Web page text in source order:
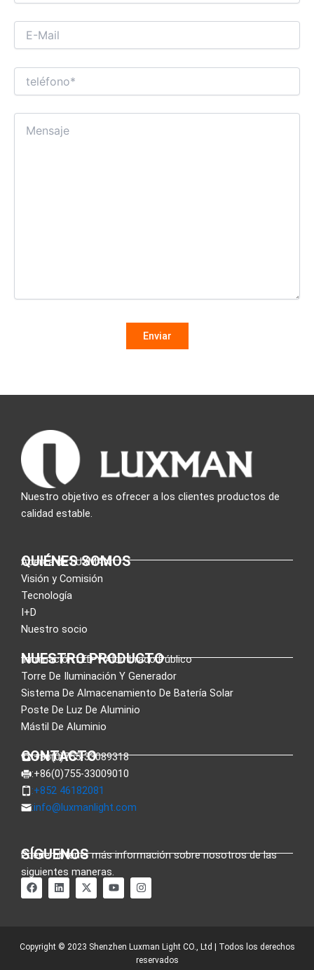
Nuestro objetivo es ofrecer a los clientes productos de
calidad estable.
QUIÉNES SOMOS
Acerca de LUXMAN
Visión y Comisión
Tecnología
I+D
Nuestro socio
NUESTRO PRODUCTO
Iluminación LED Y Alumbrado Público
Torre De Iluminación Y Generador
Sistema De Almacenamiento De Batería Solar
Poste De Luz De Aluminio
Mástil De Aluminio
CONTACTO
:+86(0)755-33089318
:+86(0)755-33009010
:+852 46182081
:info@luxmanlight.com
SÍGUENOS
Puede obtener más información sobre nosotros de las
siguientes maneras.
F
a
c
o
k
L
i
n
i
X
-
t
t
Y
o
u
e
I
n
s
r
a
m
Copyright © 2023 Shenzhen Luxman Light CO., Ltd | Todos los derechos
reservados